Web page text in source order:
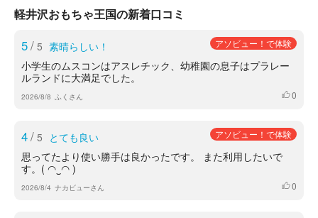
軽井沢おもちゃ王国の新着口コミ
5/ 5 素晴らしい！ アソビュー！で体験
小学生のムスコンはアスレチック、幼稚園の息子はプラレー
ルランドに大満足でした。
2026/8/8 ふくさん いいね
0
4/ 5 とても良い アソビュー！で体験
思ってたより使い勝手は良かったです。 また利用したいで
す。( ◠‿◠ )
2026/8/4 ナカビューさん いいね
0